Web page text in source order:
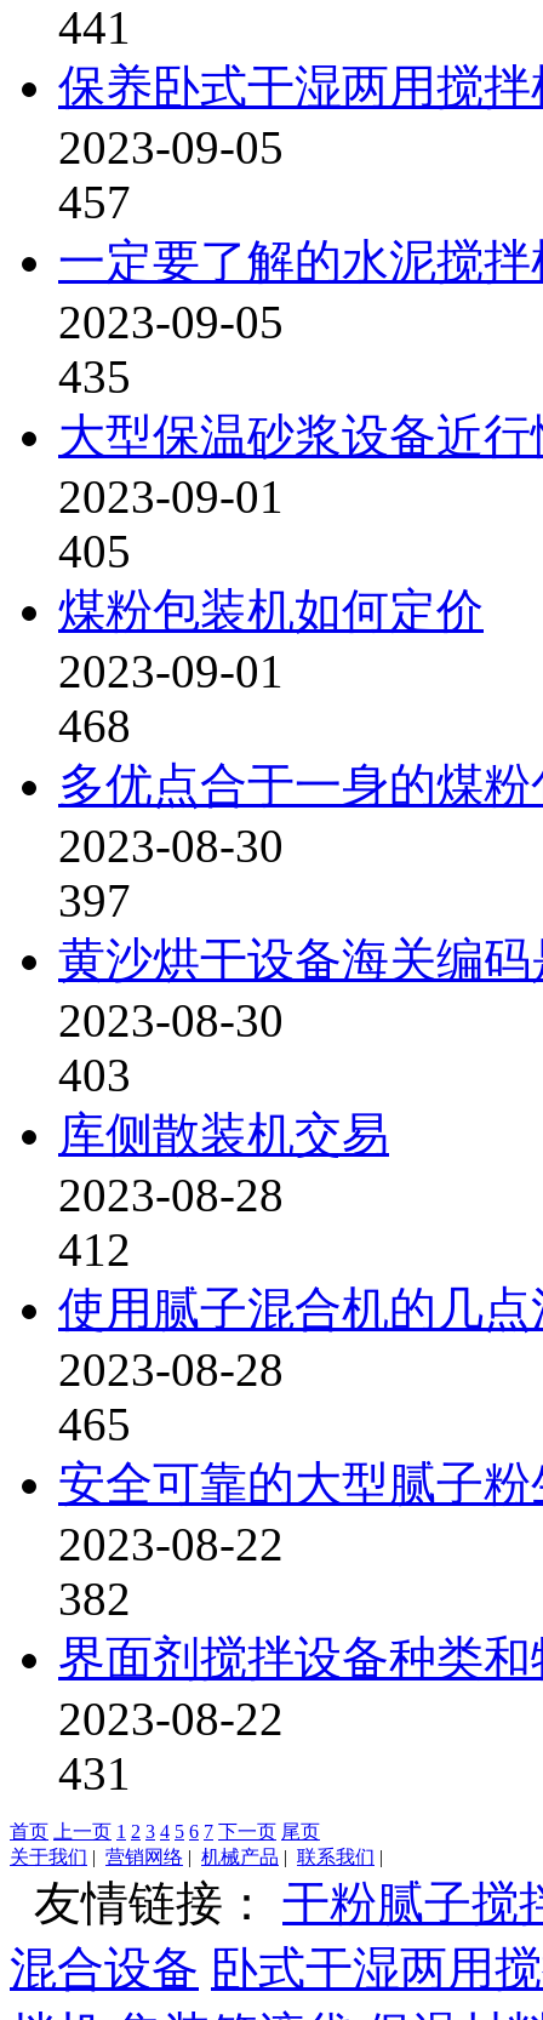
441
保养卧式干湿两用搅
2023-09-05
457
一定要了解的水泥搅
2023-09-05
435
大型保温砂浆设备近行
2023-09-01
405
煤粉包装机如何定价
2023-09-01
468
多优点合于一身的煤
2023-08-30
397
黄沙烘干设备海关编
2023-08-30
403
库侧散装机交易
2023-08-28
412
使用腻子混合机的几
2023-08-28
465
安全可靠的大型腻子
2023-08-22
382
界面剂搅拌设备种类和
2023-08-22
431
首页 上一页 1 2 3 4 5 6 7 下一页 尾页
关于我们 | 营销网络 | 机械产品 | 联系我们 |
友情链接： 干粉腻子搅
混合设备 卧式干湿两用